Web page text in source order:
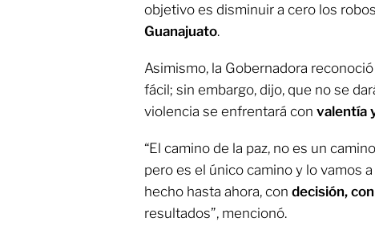
objetivo es disminuir a cero los
Guanajuato.
Asimismo, la Gobernadora
fácil; sin embargo, dijo, que no se
violencia se enfrentará con valentía
“El camino de la paz, no es un
pero es el único camino y lo vamos
hecho hasta ahora, con decisión,
resultados”, mencionó.